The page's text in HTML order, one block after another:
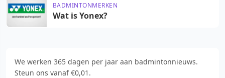
BADMINTONMERKEN
Wat is Yonex?
We werken 365 dagen per jaar aan badmintonnieuws.
Steun ons vanaf €0,01.